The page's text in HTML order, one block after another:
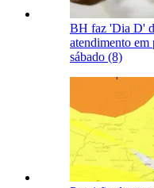
BH faz 'Dia D'
atendimento em
sábado (8)